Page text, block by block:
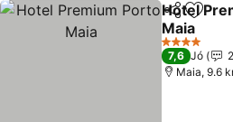
Megosztás
Hotel
Maia
4 Kategória
7,6 Jó
Maia, 9.6